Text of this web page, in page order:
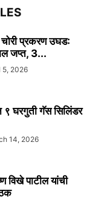
चोरी प्रकरण उघड:
जप्त, 3...
5, 2026
९ घरगुती गॅस सिलिंडर
14, 2026
विखे पाटील यांची